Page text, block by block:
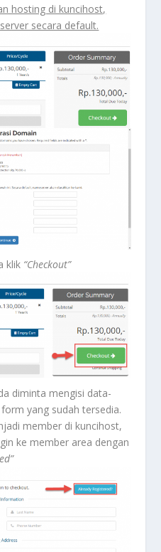
hosting di kuncihost,
secara default.
klik “Checkout”
diminta mengisi data-
yang sudah tersedia.
member di kuncihost,
ke member area dengan